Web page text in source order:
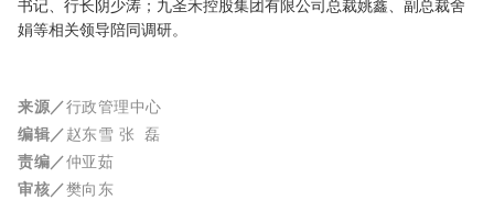
娟等相关领导陪同调研。
来源／行政管理中心
编辑／赵东雪 张 磊
责编／仲亚茹
审核／樊向东